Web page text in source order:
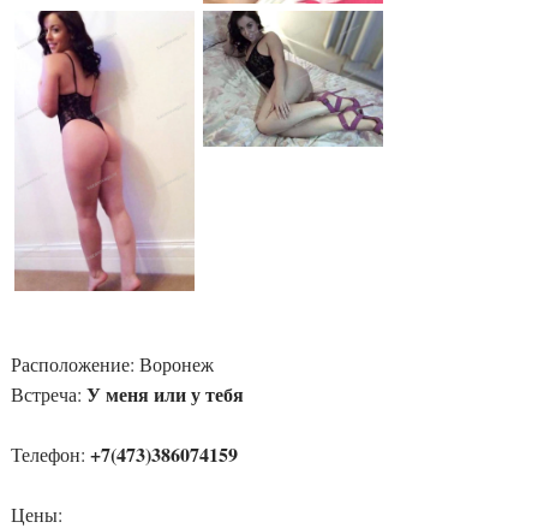
Расположение: Воронеж
Встреча: У меня или у тебя
Телефон: +7(473)386074159
Цены: